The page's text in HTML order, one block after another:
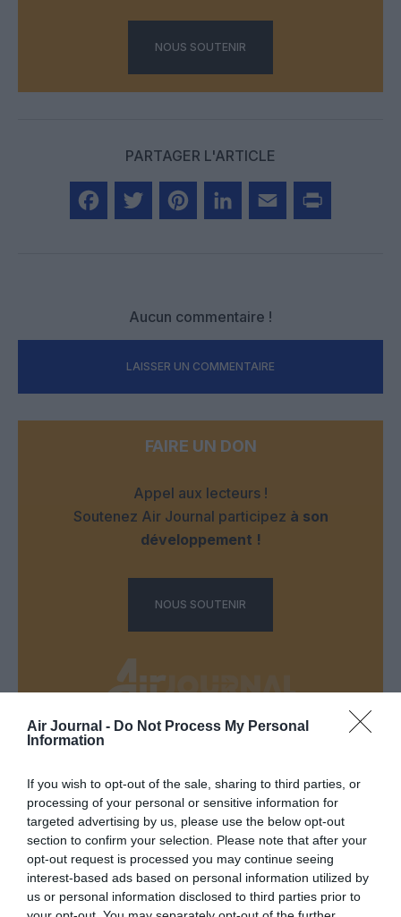
Air Journal - Do Not Process My Personal
Information
If you wish to opt-out of the sale, sharing to third parties, or
processing of your personal or sensitive information for
targeted advertising by us, please use the below opt-out
section to confirm your selection. Please note that after your
opt-out request is processed you may continue seeing
interest-based ads based on personal information utilized by
us or personal information disclosed to third parties prior to
NOUS SOUTENIR
PARTAGER L'ARTICLE
Aucun commentaire !
LAISSER UN COMMENTAIRE
FAIRE UN DON
Appel aux lecteurs !
Soutenez Air Journal participez à son
développement !
NOUS SOUTENIR
atplhkta commenté l'article :
Contrôles aux frontières entre l’Espagne et l’Italie : des
arrivées plus longues, des correspondances à risque